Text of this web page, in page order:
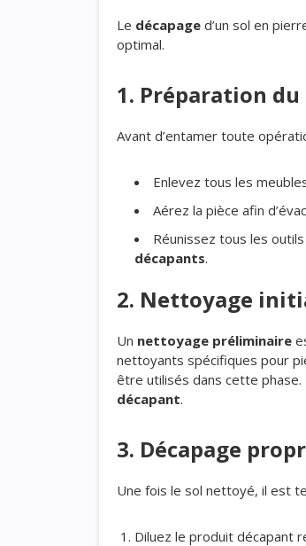
Le décapage d’un sol en
optimal.
1. Préparation du
Avant d’entamer toute
Enlevez tous les
Aérez la pièce afin
Réunissez tous les
décapants.
2. Nettoyage
Un nettoyage préliminaire
nettoyants spécifiques pour
être utilisés dans cette phase.
décapant.
3. Décapage
Une fois le sol nettoyé, il est
Diluez le produit décapant